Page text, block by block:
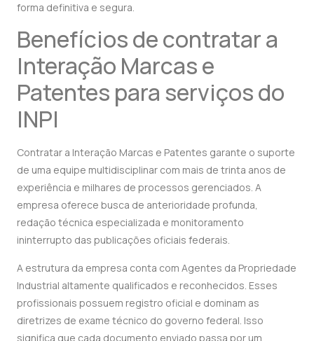
forma definitiva e segura.
Benefícios de contratar a
Interação Marcas e
Patentes para serviços do
INPI
Contratar a Interação Marcas e Patentes garante o suporte
de uma equipe multidisciplinar com mais de trinta anos de
experiência e milhares de processos gerenciados. A
empresa oferece busca de anterioridade profunda,
redação técnica especializada e monitoramento
ininterrupto das publicações oficiais federais.
A estrutura da empresa conta com Agentes da Propriedade
Industrial altamente qualificados e reconhecidos. Esses
profissionais possuem registro oficial e dominam as
diretrizes de exame técnico do governo federal. Isso
significa que cada documento enviado passa por um